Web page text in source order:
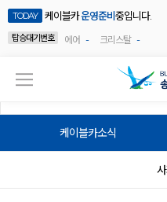
TODAY 케이블카운영준비 중입니다.
탑승대기번호
에어 - 크리스탈 -
케이블카소식